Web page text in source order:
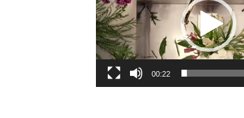
00:22